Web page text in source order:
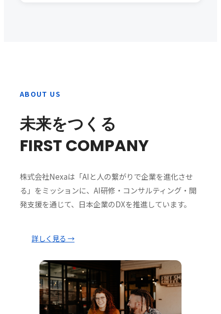
ABOUT US
未来をつくる
FIRST COMPANY
株式会社Nexaは「AIと人の繋がりで企業を進化させ
る」をミッションに、AI研修・コンサルティング・開
発支援を通じて、日本企業のDXを推進しています。
詳しく見る →